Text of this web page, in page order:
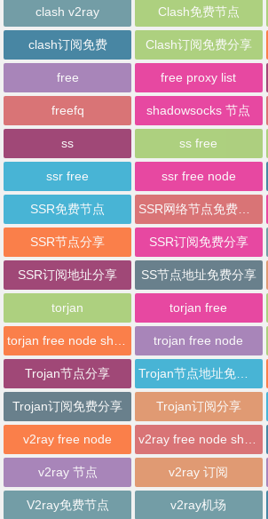
clash v2ray Clash免费节点
clash订阅免费 Clash订阅免费分享
free free proxy list
freefq shadowsocks 节点
ss ss free
ssr free ssr free node
SSR免费节点
SSR节点分享 SSR订阅免费分享
SSR订阅地址分享 SS节点地址免费分享
torjan torjan free
trojan free node
Trojan节点分享
Trojan订阅免费分享 Trojan订阅分享
v2ray free node
v2ray 节点 v2ray 订阅
V2ray免费节点 v2ray机场